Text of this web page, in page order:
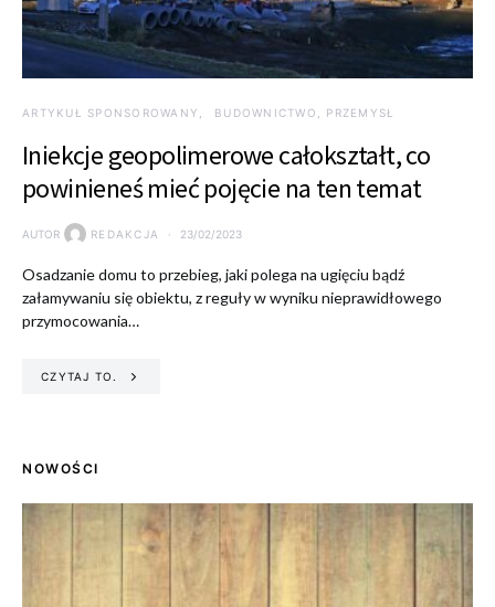
ARTYKUŁ SPONSOROWANY BUDOWNICTWO, PRZEMYSŁ
Iniekcje geopolimerowe całokształt, co
powinieneś mieć pojęcie na ten temat
AUTOR REDAKCJA 23/02/2023
Osadzanie domu to przebieg, jaki polega na ugięciu bądź
załamywaniu się obiektu, z reguły w wyniku nieprawidłowego
przymocowania…
CZYTAJ TO.
NOWOŚCI